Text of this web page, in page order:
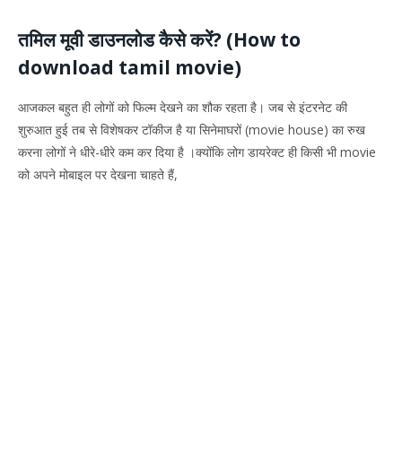
तमिल मूवी डाउनलोड कैसे करें? (How to
download tamil movie)
आजकल बहुत ही लोगों को फिल्म देखने का शौक रहता है। जब से इंटरनेट की
शुरुआत हुई तब से विशेषकर टॉकीज है या सिनेमाघरों (movie house) का रुख
करना लोगों ने धीरे-धीरे कम कर दिया है ।क्योंकि लोग डायरेक्ट ही किसी भी movie
को अपने मोबाइल पर देखना चाहते हैं,